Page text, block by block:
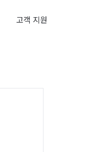
고객 지원